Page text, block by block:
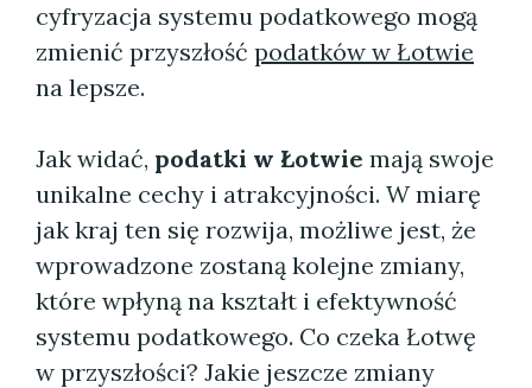
cyfryzacja systemu podatkowego mogą
zmienić przyszłość podatków w Łotwie
na lepsze.
Jak widać, podatki w Łotwie mają swoje
unikalne cechy i atrakcyjności. W miarę
jak kraj ten się rozwija, możliwe jest, że
wprowadzone zostaną kolejne zmiany,
które wpłyną na kształt i efektywność
systemu podatkowego. Co czeka Łotwę
w przyszłości? Jakie jeszcze zmiany